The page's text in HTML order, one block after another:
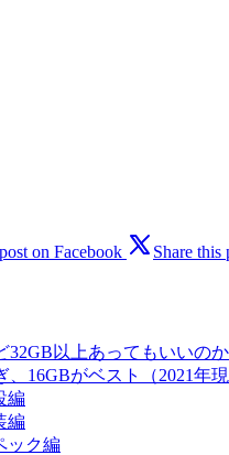
on Facebook Share this
以上あってもいいのか
16GBがベスト（2021年現
編
編
ック編